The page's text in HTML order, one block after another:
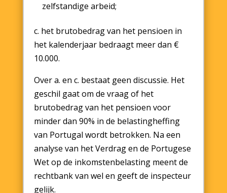
zelfstandige arbeid;
c. het brutobedrag van het pensioen in
het kalenderjaar bedraagt meer dan €
10.000.
Over a. en c. bestaat geen discussie. Het
geschil gaat om de vraag of het
brutobedrag van het pensioen voor
minder dan 90% in de belastingheffing
van Portugal wordt betrokken. Na een
analyse van het Verdrag en de Portugese
Wet op de inkomstenbelasting meent de
rechtbank van wel en geeft de inspecteur
gelijk.